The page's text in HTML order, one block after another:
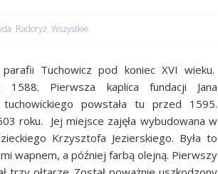
, Radoryż,Wszystkie
Tuchowicz pod koniec XVI wieku.
Pierwsza kaplica fundacji Jana
powstała tu przed 1595.
roku. Jej miejsce zajęła wybudowana w
Krzysztofa Jezierskiego. Była to
wapnem, a później farbą olejną. Pierwszy